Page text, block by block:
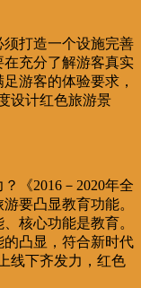
打造一个设施完善
在充分了解游客真实
游客的体验要求，
设计红色旅游景
《2016－2020年全
要凸显教育功能。
核心功能是教育。
凸显，符合新时代
线下齐发力，红色